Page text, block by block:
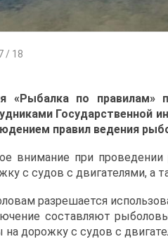
/ 18
«Рыбалка по правилам»
Государственной
правил ведения
внимание при
с судов с двигателями, а
разрешается
составляют
дорожку с судов с